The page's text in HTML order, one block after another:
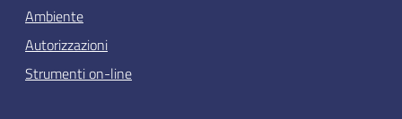
Ambiente
Autorizzazioni
Strumenti on-line